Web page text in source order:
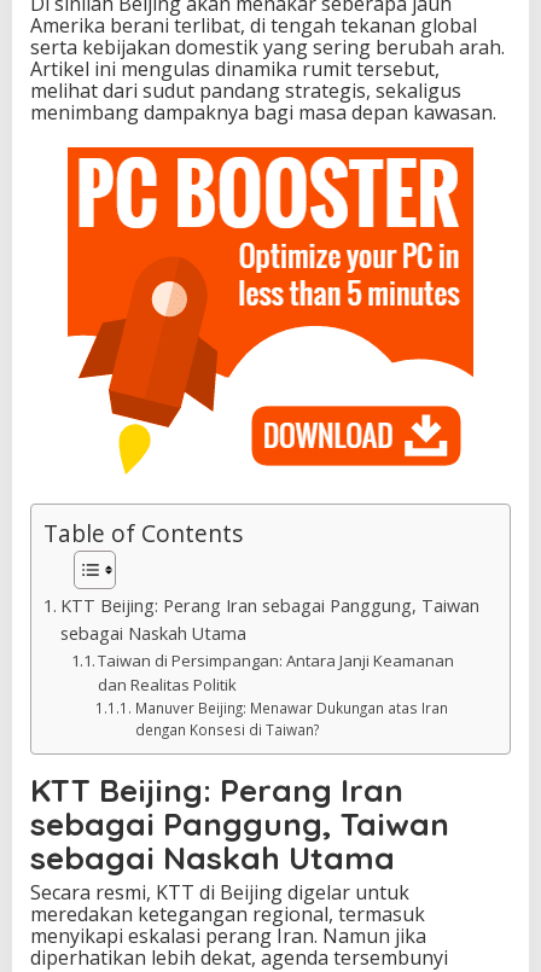
Amerika berani terlibat, di tengah tekanan global
serta kebijakan domestik yang sering berubah arah.
Artikel ini mengulas dinamika rumit tersebut,
melihat dari sudut pandang strategis, sekaligus
menimbang dampaknya bagi masa depan kawasan.
Table of Contents
KTT Beijing: Perang Iran sebagai Panggung, Taiwan
sebagai Naskah Utama
Taiwan di Persimpangan: Antara Janji Keamanan
dan Realitas Politik
Manuver Beijing: Menawar Dukungan atas Iran
dengan Konsesi di Taiwan?
KTT Beijing: Perang Iran
sebagai Panggung, Taiwan
sebagai Naskah Utama
Secara resmi, KTT di Beijing digelar untuk
meredakan ketegangan regional, termasuk
menyikapi eskalasi perang Iran. Namun jika
diperhatikan lebih dekat, agenda tersembunyi